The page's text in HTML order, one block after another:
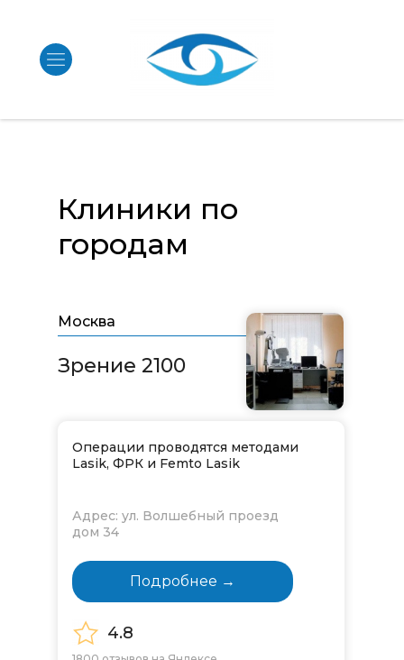
Клиники по
городам
Москва
Зрение 2100
Операции проводятся методами
Lasik, ФРК и Femto Lasik
Подробнее →
Адрес: ул. Волшебный проезд
дом 34
4.8